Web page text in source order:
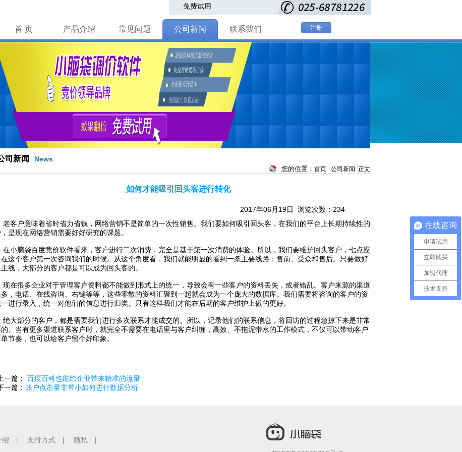
免费试用
首 页 产品介绍 常见问题 公司新闻 联系我们 注册
司新闻 News
您的位置： 首页 公司新闻 正文
如何才能吸引回头客进行转化
2017年06月19日 浏览次数： 234
户意味着省时省力省钱，网络营销不是简单的一次性销售。我们要如何吸引回头客，在我们的平台上长期持续性的
是现在网络营销需要好好研究的课题。
脑袋百度竞价软件看来，客户进行二次消费，完全是基于第一次消费的体验。所以，我们要维护回头客户，七点应
这个客户第一次咨询我们的时候。从这个角度看，我们就能明显的看到一条主要线路：售前、受众和售后。只要做好
线，大部分的客户都是可以成为回头客的。
很多企业对于管理客户资料都不能做到形式上的统一，导致会有一些客户的资料丢失，或者错乱。客户来源的渠道
，电话、在线咨询、右键等等，这些零散的资料汇聚到一起就会成为一个庞大的数据库。我们需要将咨询的客户的资
进行录入，统一对他们的信息进行归类。只有这样我们才能在后期的客户维护上做的更好。
部分的客户，都是需要我们进行多次联系才能成交的。所以，记录他们的联系信息，将回访的过程急掠下来是非常
。当有更多渠道联系客户时，就完全不需要在电话里与客户纠缠，高效、不拖泥带水的工作模式，不仅可以带动客户
节奏，也可以给客户留个好印象。
上一篇：
百度百科也能给企业带来精准的流量
一篇： 账户点击量非常小如何进行数据分析
绍 支付方式 隐私
在线咨询
申请试用
立即购买
加盟代理
技术支持